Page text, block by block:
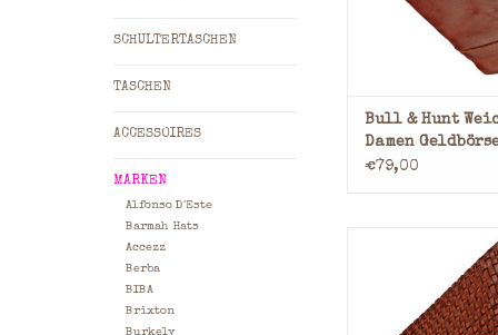
SCHULTERTASCHEN
TASCHEN
ACCESSOIRES
MARKEN
Alfonso D'Este
Barmah Hats
Accezz
Berba
BIBA
Brixton
Burkely
Farbe: Vintage
ZUM WARENKORB
Bull & Hunt
Damen
Reißverschluss
€79,00
Min.12
2
Kleingeld:
Material: Washed